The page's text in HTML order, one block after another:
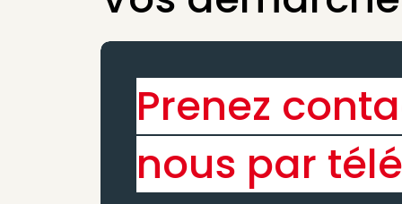
Prenez
nous par